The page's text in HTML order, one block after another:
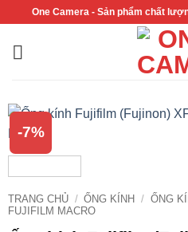
nội
One Camera - Sản phẩm chất
-7%
TRANG CHỦ / ỐNG KÍNH / ỐNG
FUJIFILM MACRO